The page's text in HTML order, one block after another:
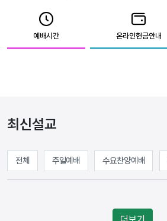
예배시간 온라인헌금안내
최신설교
전체 주일예배 수요찬양예배